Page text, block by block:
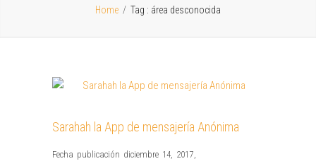
Home / Tag : área desconocida
Sarahah la App de mensajería Anónima
Fecha publicación diciembre 14, 2017,